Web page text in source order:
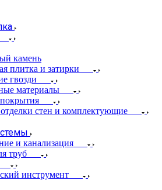
камень
плитка и затирки
гвозди
материалы
стен и комплектующие
и канализация
труб
инструмент